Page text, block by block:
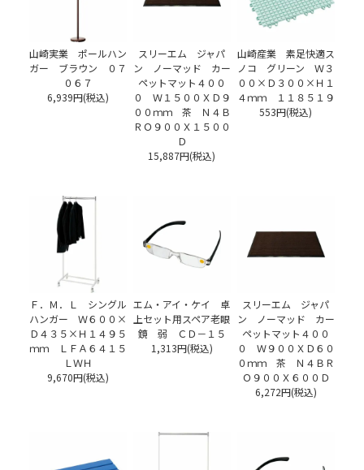
山崎実業 ポールハン
ガー ブラウン ０７
０６７
6,939円(税込)
スリーエム ジャパ
ン ノーマッド カー
ペットマット４００
０ Ｗ１５００ＸＤ９
００ｍｍ 茶 Ｎ４Ｂ
ＲＯ９００Ｘ１５００
Ｄ
15,887円(税込)
山崎産業 素足快適ス
ノコ グリーン Ｗ３
００×Ｄ３００×Ｈ１
４ｍｍ １１８５１９
553円(税込)
Ｆ．Ｍ．Ｌ シングル
ハンガー Ｗ６００×
Ｄ４３５×Ｈ１４９５
ｍｍ ＬＦＡ６４１５
ＬＷＨ
9,670円(税込)
エム・アイ・ケイ 卓
上セット用スペア老眼
鏡 弱 ＣＤ－１５
1,313円(税込)
スリーエム ジャパ
ン ノーマッド カー
ペットマット４００
０ Ｗ９００ＸＤ６０
０ｍｍ 茶 Ｎ４ＢＲ
Ｏ９００Ｘ６００Ｄ
6,272円(税込)